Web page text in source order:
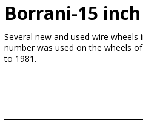
Borrani-15
Several new and used wire
number was used on the wheels
to 1981.